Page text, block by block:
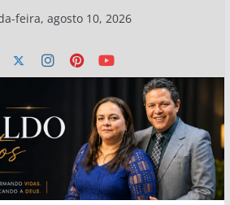
feira, agosto 10, 2026